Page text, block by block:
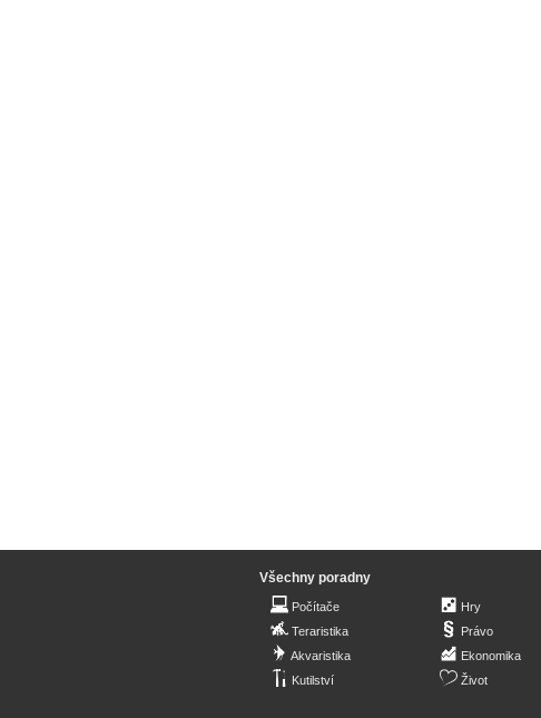
Všechny poradny
Počítače
Teraristika
Akvaristika
Kutilství
Hry
Právo
Ekonomika
Život